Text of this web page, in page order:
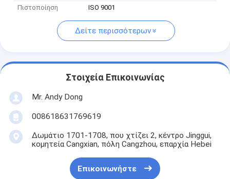
Πιστοποίηση
ISO 9001
Δείτε περισσότερων
Στοιχεία Επικοινωνίας
Mr. Andy Dong
008618631769619
Δωμάτιο 1701-1708, που χτίζει 2, κέντρο Jinggui,
κομητεία Cangxian, πόλη Cangzhou, επαρχία Hebei
Επικοινωνήστε